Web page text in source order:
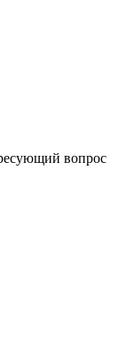
вопрос